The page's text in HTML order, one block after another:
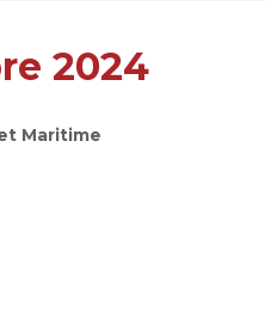
2024
Maritime